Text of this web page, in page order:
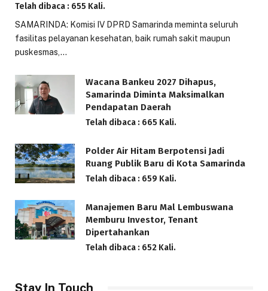
Telah dibaca : 655 Kali.
SAMARINDA: Komisi IV DPRD Samarinda meminta seluruh
fasilitas pelayanan kesehatan, baik rumah sakit maupun
puskesmas,…
Wacana Bankeu 2027 Dihapus,
Samarinda Diminta Maksimalkan
Pendapatan Daerah
Telah dibaca : 665 Kali.
Polder Air Hitam Berpotensi Jadi
Ruang Publik Baru di Kota Samarinda
Telah dibaca : 659 Kali.
Manajemen Baru Mal Lembuswana
Memburu Investor, Tenant
Dipertahankan
Telah dibaca : 652 Kali.
Stay In Touch